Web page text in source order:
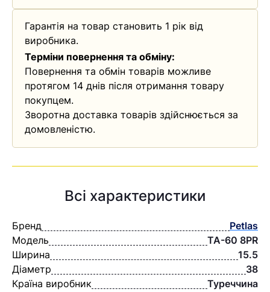
Гарантія на товар становить 1 рік від
виробника.
Терміни повернення та обміну:
Повернення та обмін товарів можливе
протягом 14 днів після отримання товару
покупцем.
Зворотна доставка товарів здійснюється за
домовленістю.
Всі характеристики
Бренд
Petlas
Модель
TA-60 8PR
Ширина
15.5
Діаметр
38
Країна виробник
Туреччина